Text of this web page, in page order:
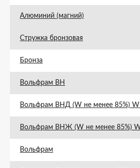
Алюминий (магний)
Стружка бронзовая
Бронза
Вольфрам ВН
Вольфрам ВНД (W не менее 85%)
Вольфрам ВНЖ (W не менее 85%)
Вольфрам